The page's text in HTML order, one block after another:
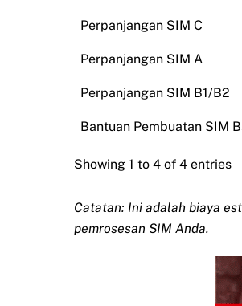
Perpanjangan SIM C
Perpanjangan SIM A
Perpanjangan SIM B1/B2
Bantuan Pembuatan SIM
Showing 1 to 4 of 4 entries
Catatan: Ini adalah biaya
pemrosesan SIM Anda.